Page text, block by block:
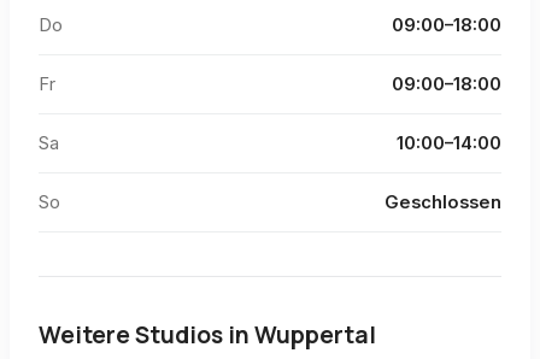
Do 09:00–18:00
Fr 09:00–18:00
Sa 10:00–14:00
So Geschlossen
Weitere Studios inWuppertal